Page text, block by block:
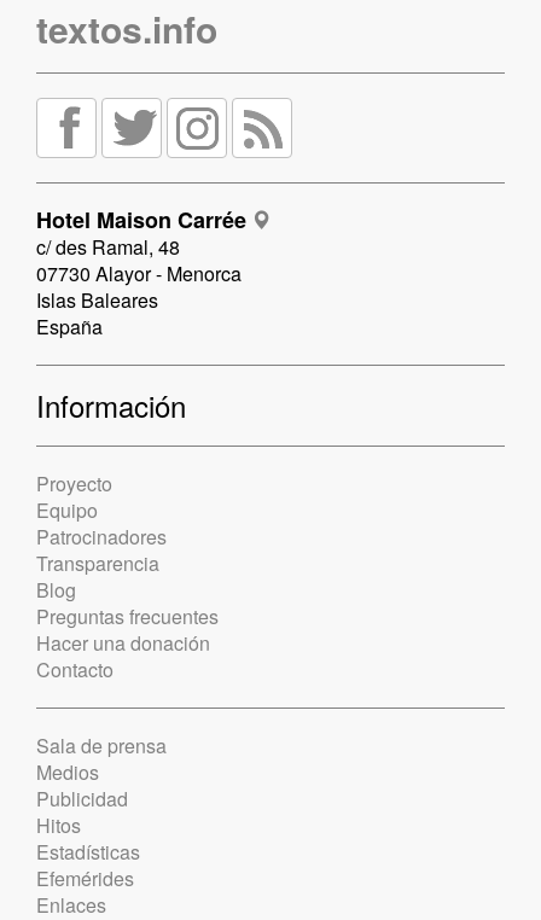
textos.info
Hotel Maison Carrée
c/ des Ramal, 48
07730 Alayor - Menorca
Islas Baleares
España
Información
Proyecto
Equipo
Patrocinadores
Transparencia
Blog
Preguntas frecuentes
Hacer una donación
Contacto
Sala de prensa
Medios
Publicidad
Hitos
Estadísticas
Efemérides
Enlaces